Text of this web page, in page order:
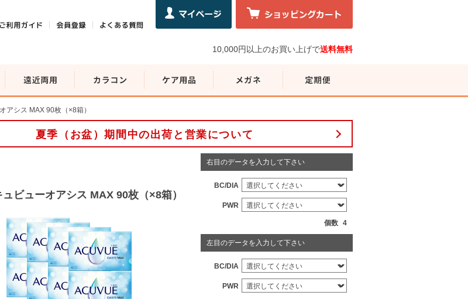
10,000円以上のお買い上げで送料無料
アシス MAX 90枚（×8箱）
夏季（お盆）期間中の出荷と営業について
ビューオアシス MAX 90枚（×8箱）
右目のデータを入力して下さい
BC/DIA
PWR
個数 4
左目のデータを入力して下さい
BC/DIA
PWR